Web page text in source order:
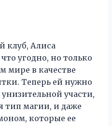
клуб, Алиса
угодно, но только
мире в качестве
Теперь ей нужно
участи,
тип магии, и даже
которые ее